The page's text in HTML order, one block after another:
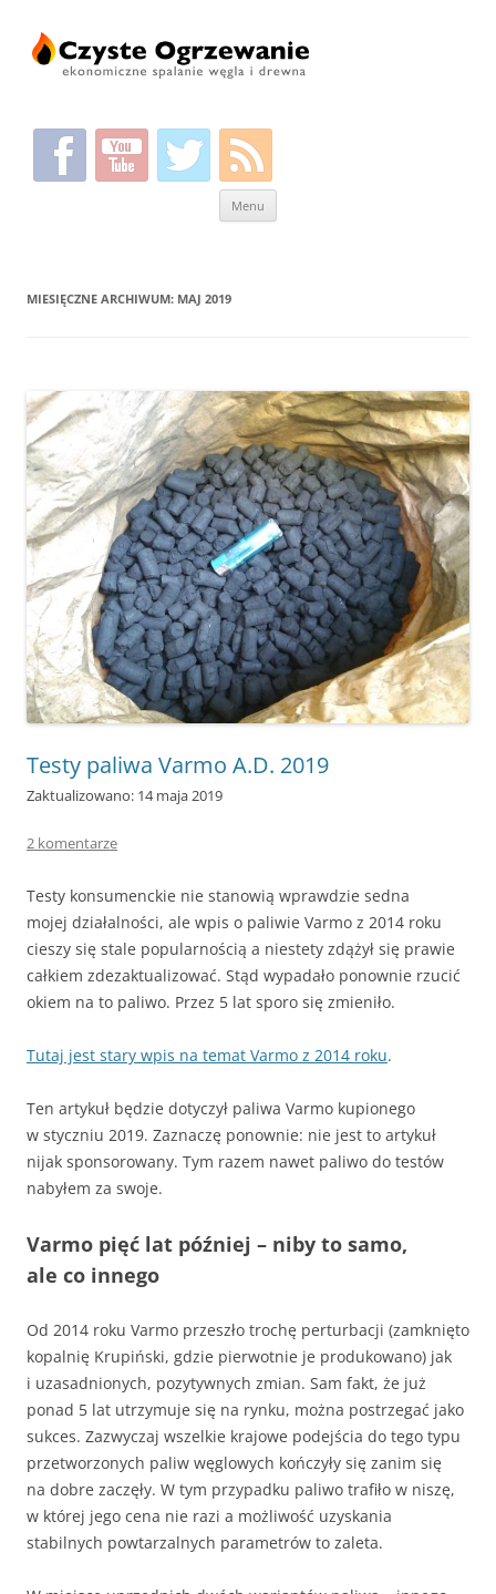
Menu
MIESIĘCZNE ARCHIWUM: MAJ 2019
Testy paliwa Varmo A.D. 2019
Zaktualizowano: 14 maja 2019
2 komentarze
Testy konsumenckie nie stanowią wprawdzie sedna
mojej działalności, ale wpis o paliwie Varmo z 2014 roku
cieszy się stale popularnością a niestety zdążył się prawie
całkiem zdezaktualizować. Stąd wypadało ponownie rzucić
okiem na to paliwo. Przez 5 lat sporo się zmieniło.
Tutaj jest stary wpis na temat Varmo z 2014 roku.
Ten artykuł będzie dotyczył paliwa Varmo kupionego
w styczniu 2019. Zaznaczę ponownie: nie jest to artykuł
nijak sponsorowany. Tym razem nawet paliwo do testów
nabyłem za swoje.
Varmo pięć lat później – niby to samo,
ale co innego
Od 2014 roku Varmo przeszło trochę perturbacji (zamknięto
kopalnię Krupiński, gdzie pierwotnie je produkowano) jak
i uzasadnionych, pozytywnych zmian. Sam fakt, że już
ponad 5 lat utrzymuje się na rynku, można postrzegać jako
sukces. Zazwyczaj wszelkie krajowe podejścia do tego typu
przetworzonych paliw węglowych kończyły się zanim się
na dobre zaczęły. W tym przypadku paliwo trafiło w niszę,
w której jego cena nie razi a możliwość uzyskania
stabilnych powtarzalnych parametrów to zaleta.